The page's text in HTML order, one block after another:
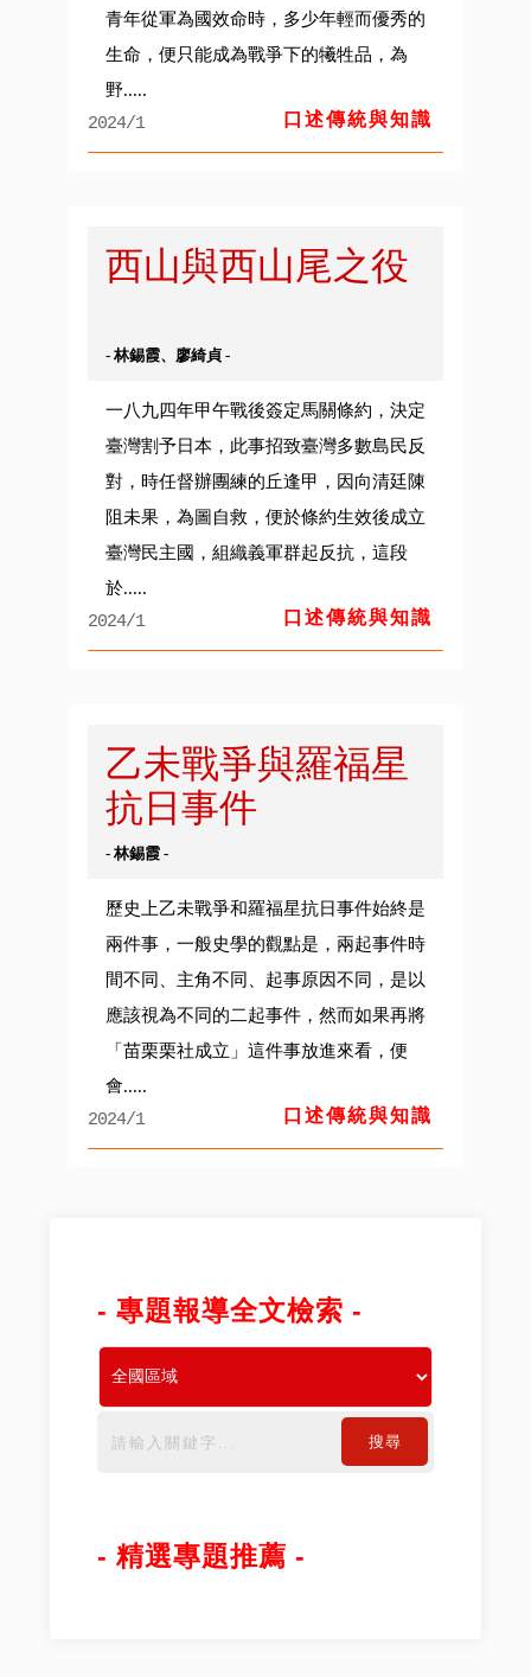
青年從軍為國效命時，多少年輕而優秀的
生命，便只能成為戰爭下的犧牲品，為
野.....
2024/1
口述傳統與知識
西山與西山尾之役
- 林錫霞、廖綺貞 -
一八九四年甲午戰後簽定馬關條約，決定
臺灣割予日本，此事招致臺灣多數島民反
對，時任督辦團練的丘逢甲，因向清廷陳
阻未果，為圖自救，便於條約生效後成立
臺灣民主國，組織義軍群起反抗，這段
於.....
2024/1
口述傳統與知識
乙未戰爭與羅福星
抗日事件
- 林錫霞 -
歷史上乙未戰爭和羅福星抗日事件始終是
兩件事，一般史學的觀點是，兩起事件時
間不同、主角不同、起事原因不同，是以
應該視為不同的二起事件，然而如果再將
「苗栗栗社成立」這件事放進來看，便
會.....
2024/1
口述傳統與知識
- 專題報導全文檢索 -
搜尋
- 精選專題推薦 -